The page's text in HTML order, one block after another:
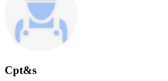
Cpt&s